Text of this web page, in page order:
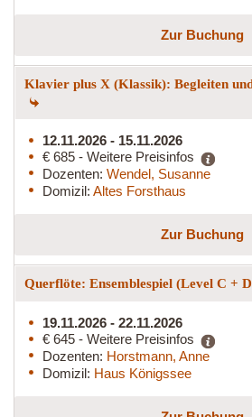
Zur Buchung
Klavier plus X (Klassik): Begleiten
12.11.2026 - 15.11.2026
€ 685 - Weitere Preisinfos
Dozenten: Wendel, Susanne
Domizil: Altes Forsthaus
Zur Buchung
Querflöte: Ensemblespiel (Level C +
19.11.2026 - 22.11.2026
€ 645 - Weitere Preisinfos
Dozenten: Horstmann, Anne
Domizil: Haus Königssee